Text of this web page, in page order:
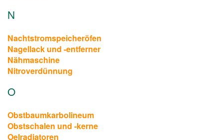
N
Nachtstromspeicheröfen
Nagellack und -entferner
Nähmaschine
Nitroverdünnung
O
Obstbaumkarbolineum
Obstschalen und -kerne
Oelradiatoren